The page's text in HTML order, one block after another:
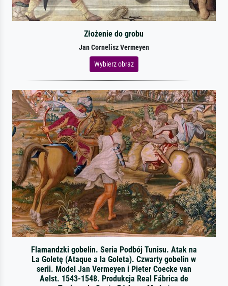
Złożenie do grobu
Jan Cornelisz Vermeyen
Wybierz obraz
Flamandzki gobelin. Seria Podbój Tunisu. Atak na
La Goletę (Ataque a la Goleta). Czwarty gobelin w
serii. Model Jan Vermeyen i Pieter Coecke van
Aelst. 1543-1548. Produkcja Real Fábrica de